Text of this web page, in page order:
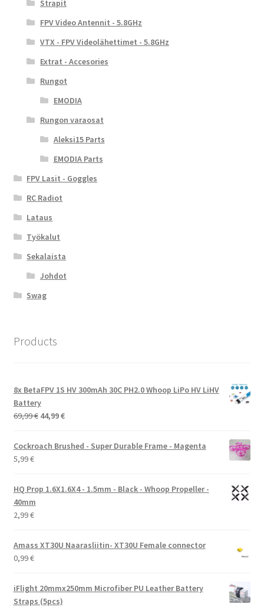
Strapit
FPV Video Antennit - 5.8GHz
VTX - FPV Videolähettimet - 5.8GHz
Extrat - Accesories
Rungot
EMODIA
Rungon varaosat
Aleksi15 Parts
EMODIA Parts
FPV Lasit - Goggles
RC Radiot
Lataus
Työkalut
Sekalaista
Johdot
Swag
Products
8x BetaFPV 1S HV 300mAh 30C PH2.0 Whoop LiPo HV LiHV
Battery
69,99€ Alkuperäinen
oli:
44,99€Nykyinen
on:
Cockroach Brushed - Super Durable Frame - Magenta
5,99€
HQ Prop 1.6X1.6X4 - 1.5mm - Black - Whoop Propeller -
40mm
2,99€
Amass XT30U Naarasliitin- XT30U Female connector
0,99€
iFlight 20mmx250mm Microfiber PU Leather Battery
Straps (5pcs)